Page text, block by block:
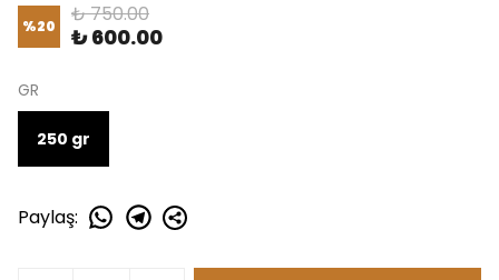
%20 ₺ 750.00
₺ 600.00
GR
250 gr
Paylaş: